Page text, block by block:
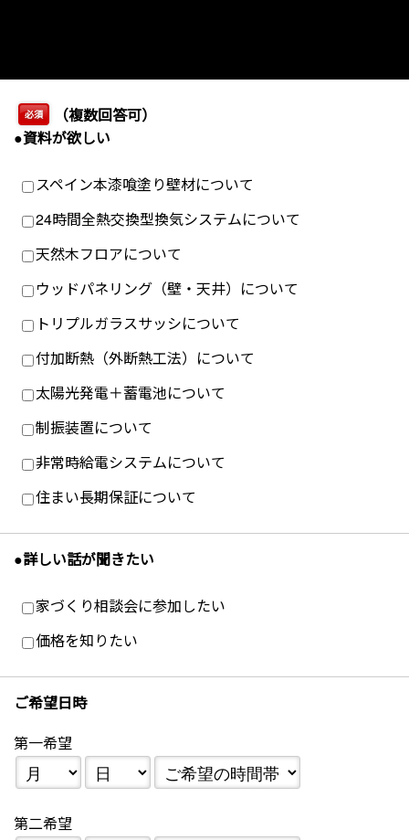
必須
（複数回答可）
●資料が欲しい
スペイン本漆喰塗り壁材について
24時間全熱交換型換気システムについて
天然木フロアについて
ウッドパネリング（壁・天井）について
トリプルガラスサッシについて
付加断熱（外断熱工法）について
太陽光発電＋蓄電池について
制振装置について
非常時給電システムについて
住まい長期保証について
●詳しい話が聞きたい
家づくり相談会に参加したい
価格を知りたい
ご希望日時
第一希望
第二希望